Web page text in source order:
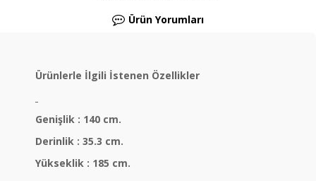
Ürün Yorumları
Ürünlerle İlgili İstenen Özellikler
Genişlik : 140 cm.
Derinlik : 35.3 cm.
Yükseklik : 185 cm.